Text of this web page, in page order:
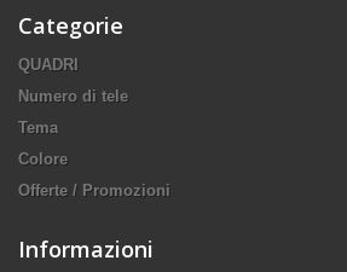
Categorie
QUADRI
Numero di tele
Tema
Colore
Offerte / Promozioni
Informazioni